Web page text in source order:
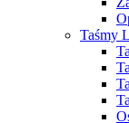
Taśmy